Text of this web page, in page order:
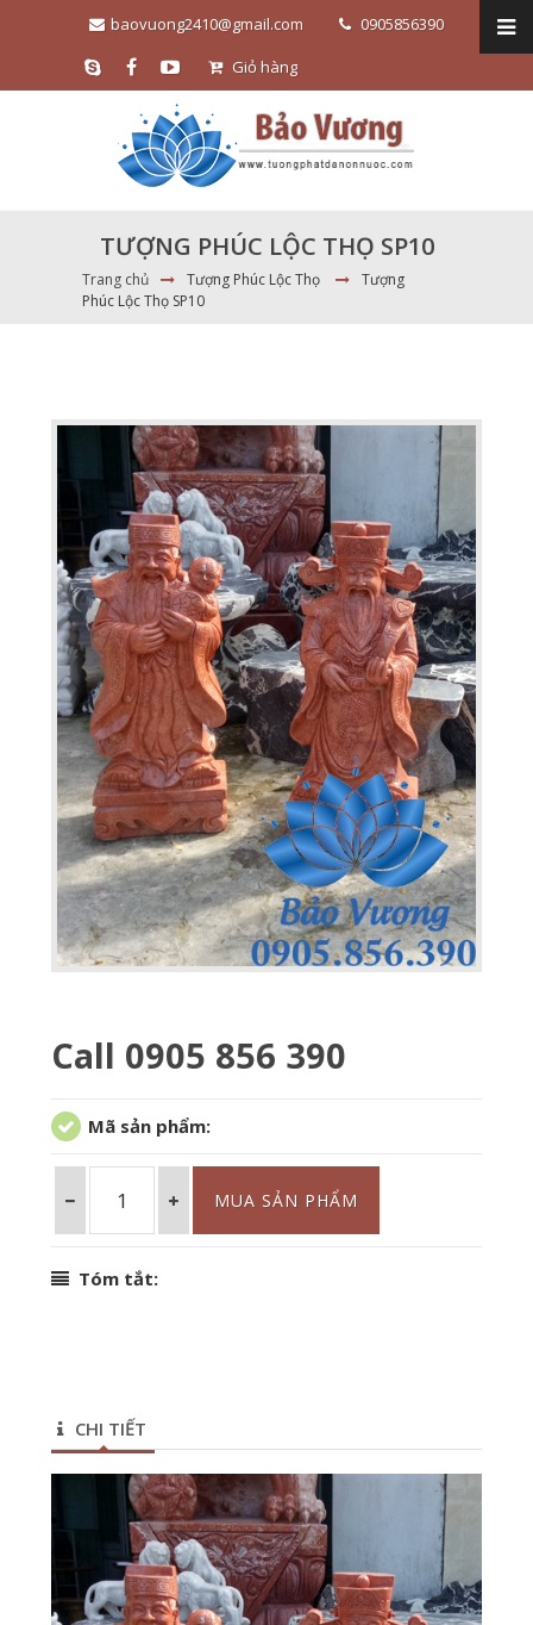
baovuong2410@gmail.com
0905856390
Giỏ hàng
TƯỢNG PHÚC LỘC THỌ SP10
Trang chủ Tượng Phúc Lộc Thọ
Tượng
Phúc Lộc Thọ SP10
Call 0905 856 390
Mã sản phẩm:
Tóm tắt:
CHI TIẾT